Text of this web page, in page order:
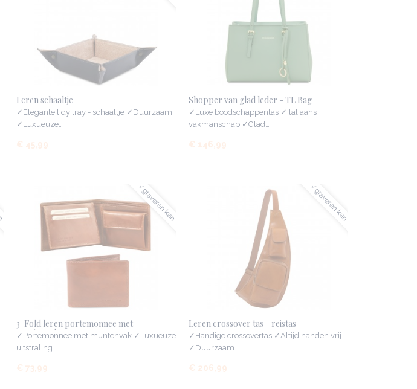
Leren schaaltje
✓Elegante tidy tray - schaaltje ✓Duurzaam
✓Luxueuze…
€ 45,99
Shopper van glad leder - TL Bag
✓Luxe boodschappentas ✓Italiaans
vakmanschap ✓Glad…
€ 146,99
✓graveren kan
3-Fold leren portemonnee met
muntenvak
✓Portemonnee met muntenvak ✓Luxueuze
uitstraling…
€ 73,99
✓graveren kan
Leren crossover tas - reistas
✓Handige crossovertas ✓Altijd handen vrij
✓Duurzaam…
€ 206,99